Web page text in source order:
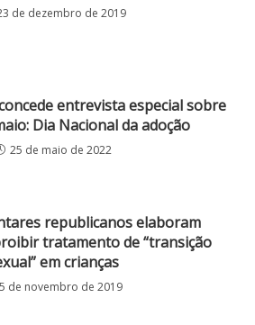
de dezembro de 2019
entrevista especial sobre
Dia Nacional da adoção
25 de maio de 2022
republicanos elaboram
tratamento de “transição
em crianças
5 de novembro de 2019